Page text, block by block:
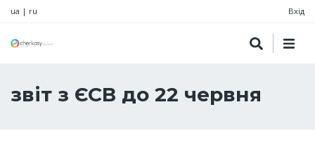
ua | ru Вхід
звіт з ЄСВ до 22 червня